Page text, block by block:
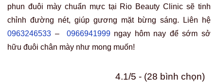
phun đuôi mày chuẩn mực tại Rio Beauty Clinic sẽ tinh
chỉnh đường nét, giúp gương mặt bừng sáng. Liên hệ
0963246533 – 0966941999ngay hôm nay để sớm sở
hữu đuôi chân mày như mong muốn!
4.1/5 - (28 bình chọn)